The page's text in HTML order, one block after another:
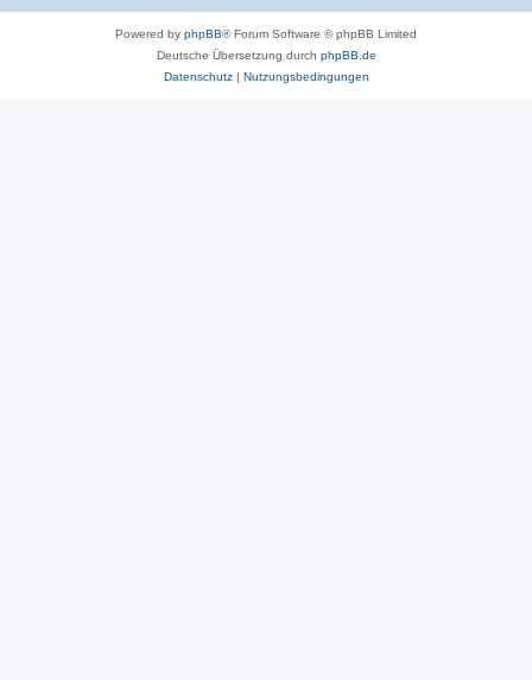
Powered by phpBB® Forum Software © phpBB Limited
Deutsche Übersetzung durch phpBB.de
Datenschutz| Nutzungsbedingungen